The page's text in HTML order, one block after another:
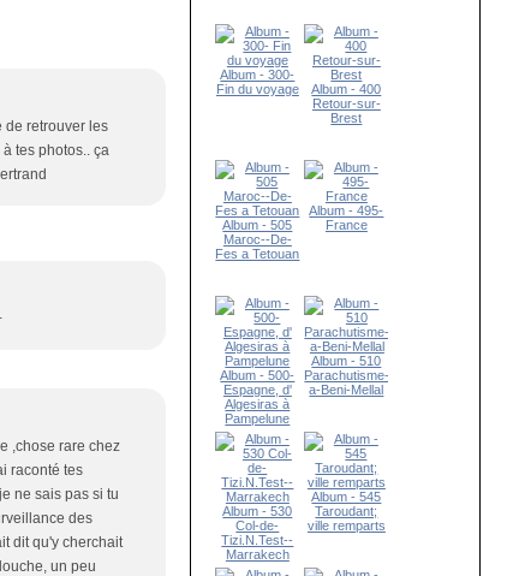
de retrouver les
tes photos.. ça
,chose rare chez
raconté tes
ne sais pas si tu
des
dit qu'y cherchait
un peu
Album - 300-
Fin du voyage
Album - 400
Retour-sur-
Brest
Album - 505
Maroc--De-
Fes a Tetouan
Album - 495-
France
Album - 500-
Espagne, d'
Algesiras à
Pampelune
Album - 510
Parachutisme-
a-Beni-Mellal
Album - 530
Col-de-
Tizi.N.Test--
Marrakech
Album - 545
Taroudant;
ville remparts